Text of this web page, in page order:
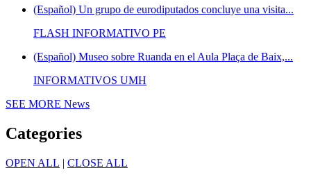
(Español) Un grupo de eurodiputados concluye una visita...
FLASH INFORMATIVO PE
(Español) Museo sobre Ruanda en el Aula Plaça de Baix,...
INFORMATIVOS UMH
SEE MORE News
Categories
OPEN ALL | CLOSE ALL